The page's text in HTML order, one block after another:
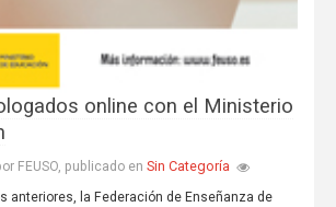
online con el Ministerio
FEUSO, publicado en Sin Categoría
anteriores, la Federación de Enseñanza de